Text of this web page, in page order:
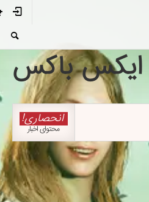
ایکس باکس
انحصاری!
محتوای اخبار